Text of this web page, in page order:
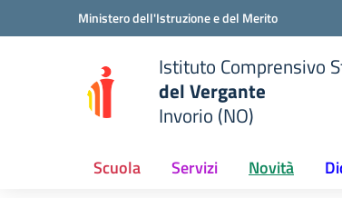
Vai ai contenuti
Vai al menu di navigazioneMinistero dell'Istruzione e del Merito
scuola
Istituto Comprensivo
del Vergante
Invorio (NO)
Scuola Servizi Novità